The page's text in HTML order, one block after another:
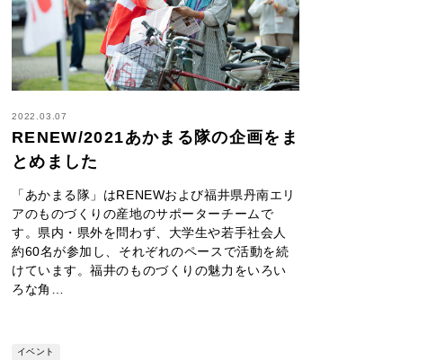
2022.03.07
RENEW/2021あかまる隊の企画をま
とめました
「あかまる隊」はRENEWおよび福井県丹南エリ
アのものづくりの産地のサポーターチームで
す。県内・県外を問わず、大学生や若手社会人
約60名が参加し、それぞれのペースで活動を続
けています。福井のものづくりの魅力をいろい
ろな角…
イベント